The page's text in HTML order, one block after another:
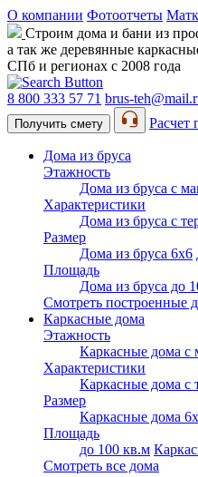
О компании Фотоотчеты
Строим дома и бани из
а так же деревянные
СПб и регионах с 2008 года
8 800 333 57 71 brus-
Получить смету Расчет
Дома из бруса
Этажность
Дома из бруса с
Характеристики
Дома из бруса с
Размер
Дома из бруса 6х6
Площадь
Дома из бруса до
Смотреть построенные
Каркасные дома
Этажность
Каркасные дома с
Характеристики
Каркасные дома с
Размер
Каркасные дома
Площадь
до 100 кв.м
Смотреть все дома